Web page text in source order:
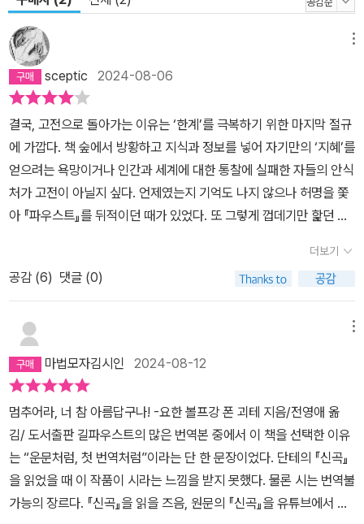
이미 나와 있는 그 어떤 우리말 번역본도 참조하지 않고, 마치 우리말
첫 번역인 양 작업을 해나갔다. 번역하는 동안에는 기존의 한국어 번
역을 전혀 보지 않았다. 최초의 한국어 번역인 것처럼, 오로지 원본만
들여다보며 번역했다. 오직 내 눈과 안목만 의지하여 해보고 싶었다.
두려웠지만 이제쯤은 누군가가 해야 할 일이라고 생각했고, 우리 독
문학의 높이나 우리 문학 전반의 시야가 그만큼은 되었다고 생각했
다. 12,111개의 시행을 그 리듬과 함축적인 여운을 살려, 그 순서까지
도 최대한 원문의 순서에 일치하도록 옮기는 작업은 결코 쉽지 않았
다. 오로지 이해만을 돕기 위한 풀어 쓰기는 하지 않았다. 시적 여운을
살리는 데 역점을 두었다. 극도로 다른 언어 체계의 간극을 넘어서, 상
“운문”이라 할 수 있다면 얼마나 좋을까.) 한국어로 또 독일어로까지
듬이나마 조금 살려냈기를 바라본다. 무엇보다 원전에 밀착되었기를
꿈꾸어 본다. 원문의 문장 순서를 따르면서도 의미 전달에 지장을 초
래하지 않기 위해 수차례의 수정을 거듭했지만, 시대와 역사와 문화
오기란 불가능한 일이다. 그래서 어려운 운문의 형태가 조금이나마
눈에 보이도록, 그리고 독일어를 공부하는 독자들이 괴테의 문장에
담긴 시적 요소의 정교함과 재미를 맛볼 수 있도록 원문을 번역문과
나란히 함께 실었다. 이는 번역자에게도 곱절로 어려운 작업일 수밖
에 없었는데, 일단 원문의 여러 판본 가운데 어떤 것을 택해서 수록할
sceptic 2024-08-06
결국, 고전으로 돌아가는 이유는 ‘한계’를 극복하기 위한 마지막 절규
에 가깝다. 책 숲에서 방황하고 지식과 정보를 넣어 자기만의 ‘지혜’를
얻으려는 욕망이거나 인간과 세계에 대한 통찰에 실패한 자들의 안식
처가 고전이 아닐지 싶다. 언제였는지 기억도 나지 않으나 허명을 쫓
아 『파우스트』를 뒤적이던 때가 있었다. 또 그렇게 껍데기만 핥던 시
에 흔적조차 남지 않은 파우스트와 메피스토펠레스를 다시 만났다.
아니, 괴테가 만난 모든 지식과 세상을 인식하려 애쓴 흔적들을 곳곳
에서 발견할 수 있었다. 20대에 시작된 책을 80대가 되어 생을 마감
하기 직전에 마무리했다는 사실이 감동적이지는 않다. 오래 살지 못
했다면 그 깊이와 넓이에 한계를 드러냈을 테다. 그렇다고 해서 찬란
하게 눈부시게 빛나는 몇 작품을 남고 요절한 작가들이 작품이 가볍
다는 뜻은 아니다. 오랜 세월을 견뎌 여전히 당대성을 살피고 현재적
의미를 획득한 고전들은 공통적으로 근본적인 질문에 충실하다. 인간
은 어떤 존재인가, 우리가 인식한 세계는 과연 그러한가, 시간 속에 명
멸했던 존재들은 무슨 의미가 있는가.여기에 더해 유럽 사회를 지배
한 ‘신’의 존재와 의미 혹은 그리스 고전에 대한 동경과 문화적 영향을
고루 살필 수 있는 괴테 필생의 역작 『파우스트』는 헤브라이즘과 헬
더보기
공감 (6) 댓글 (0)
마법모자김시인 2024-08-12
멈추어라, 너 참 아름답구나! -요한 볼프강 폰 괴테 지음/전영애 옮
김/ 도서출판 길파우스트의 많은 번역본 중에서 이 책을 선택한 이유
는 “운문처럼, 첫 번역처럼”이라는 단 한 문장이었다. 단테의 『신곡』
을 읽었을 때 이 작품이 시라는 느낌을 받지 못했다. 물론 시는 번역불
가능의 장르다. 『신곡』을 읽을 즈음, 원문의 『신곡』을 유튜브에서 들